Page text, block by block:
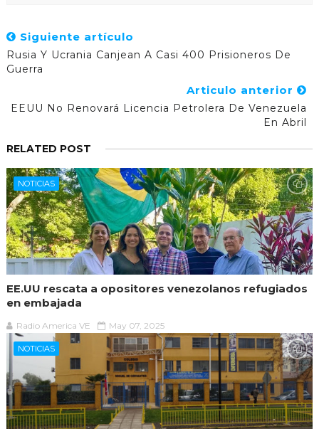
Siguiente artículo
Rusia Y Ucrania Canjean A Casi 400 Prisioneros De
Guerra
Articulo anterior
EEUU No Renovará Licencia Petrolera De Venezuela
En Abril
RELATED POST
NOTICIAS
EE.UU rescata a opositores venezolanos refugiados
en embajada
Radio America VE May 07, 2025
NOTICIAS